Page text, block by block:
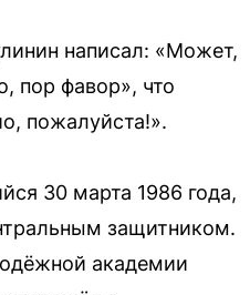
написал: «Может,
пор фавор», что
пожалуйста!».
30 марта 1986 года,
защитником.
академии